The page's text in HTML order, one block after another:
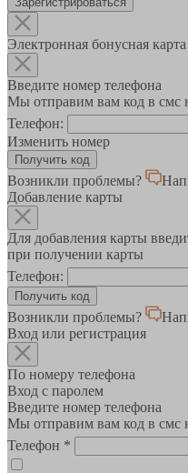
Электронная бонусная карта
Введите номер телефона
Мы отправим вам код в смс
Телефон:
Изменить номер
Возникли проблемы?
Добавление карты
Для добавления карты
при получении карты
Телефон:
Возникли проблемы?
Вход или регистрация
По номеру телефона
Вход с паролем
Введите номер телефона
Мы отправим вам код в смс
Телефон *